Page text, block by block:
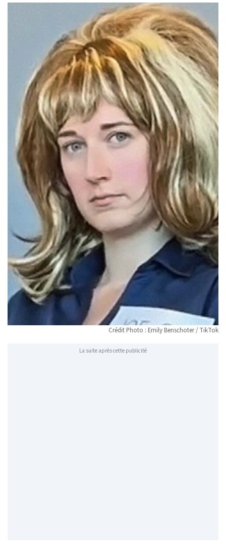
Crédit Photo : Emily Benschoter / TikTok
La suite après cette publicité